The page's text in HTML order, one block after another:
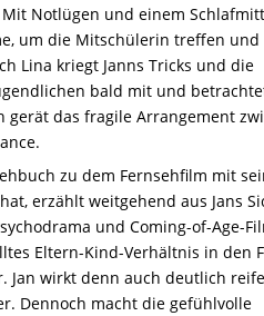
Notlügen und einem
um die Mitschülerin treffen und
Lina kriegt Janns Tricks und die
bald mit und
gerät das fragile Arrangement
zu dem Fernsehfilm mit
erzählt weitgehend aus Jans
und Coming-of-Age-
Eltern-Kind-Verhältnis in den
Jan wirkt denn auch deutlich
Dennoch macht die gefühlvolle